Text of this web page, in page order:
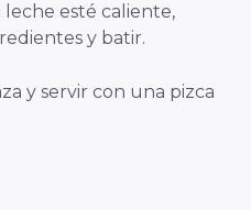
leche esté caliente,
y batir.
y servir con una pizca